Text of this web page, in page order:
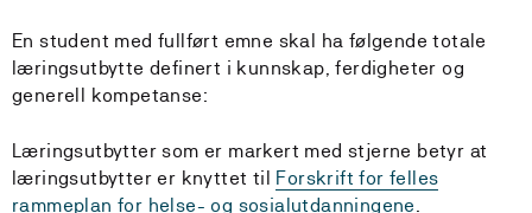
En student med fullført emne skal ha følgende totale
læringsutbytte definert i kunnskap, ferdigheter og
generell kompetanse:
Læringsutbytter som er markert med stjerne betyr at
læringsutbytter er knyttet til Forskrift for felles
rammeplan for helse- og sosialutdanningene.